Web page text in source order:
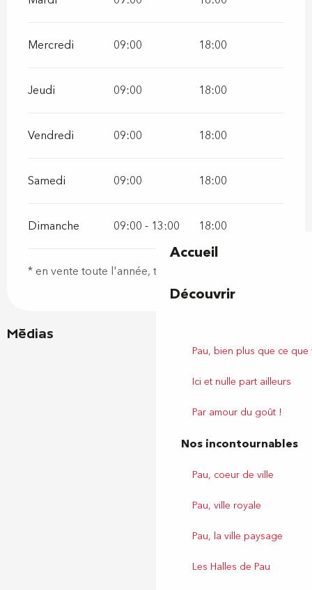
Accueil
Découvrir
Pau, bien plus que ce
Ici et nulle part ailleurs
Par amour du goût !
Nos incontournables
Pau, coeur de ville
Pau, ville royale
Pau, la ville paysage
Les Halles de Pau
Mercredi 09:00 18:00
Jeudi 09:00 18:00
Vendredi 09:00 18:00
Samedi 09:00 18:00
Dimanche 09:00 - 13:00 18:00
* en vente toute l'année, tous les jours de 9h à 18h
Médias